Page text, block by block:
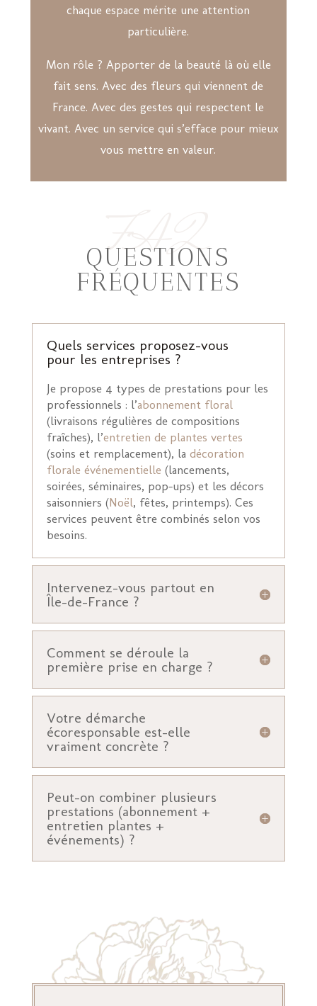
chaque espace mérite une attention
particulière.
Mon rôle ? Apporter de la beauté là où elle
fait sens. Avec des fleurs qui viennent de
France. Avec des gestes qui respectent le
vivant. Avec un service qui s’efface pour mieux
vous mettre en valeur.
FAQ
QUESTIONS
FRÉQUENTES
Quels services proposez-vous
pour les entreprises ?
Je propose 4 types de prestations pour les
professionnels : l’abonnement floral
(livraisons régulières de compositions
fraîches), l’entretien de plantes vertes
(soins et remplacement), la décoration
florale événementielle (lancements,
soirées, séminaires, pop-ups) et les décors
saisonniers (Noël, fêtes, printemps). Ces
services peuvent être combinés selon vos
besoins.
Intervenez-vous partout en
Île-de-France ?
Comment se déroule la
première prise en charge ?
Votre démarche
écoresponsable est-elle
vraiment concrète ?
Peut-on combiner plusieurs
prestations (abonnement +
entretien plantes +
événements) ?